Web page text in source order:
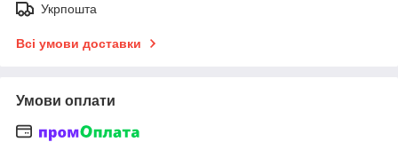
Укрпошта
Всі умови доставки
Умови оплати